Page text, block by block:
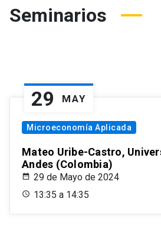
Seminarios
29 MAY
Microeconomía Aplicada
Mateo Uribe-Castro,
Andes (Colombia)
29 de Mayo de 2024
13:35 a 14:35